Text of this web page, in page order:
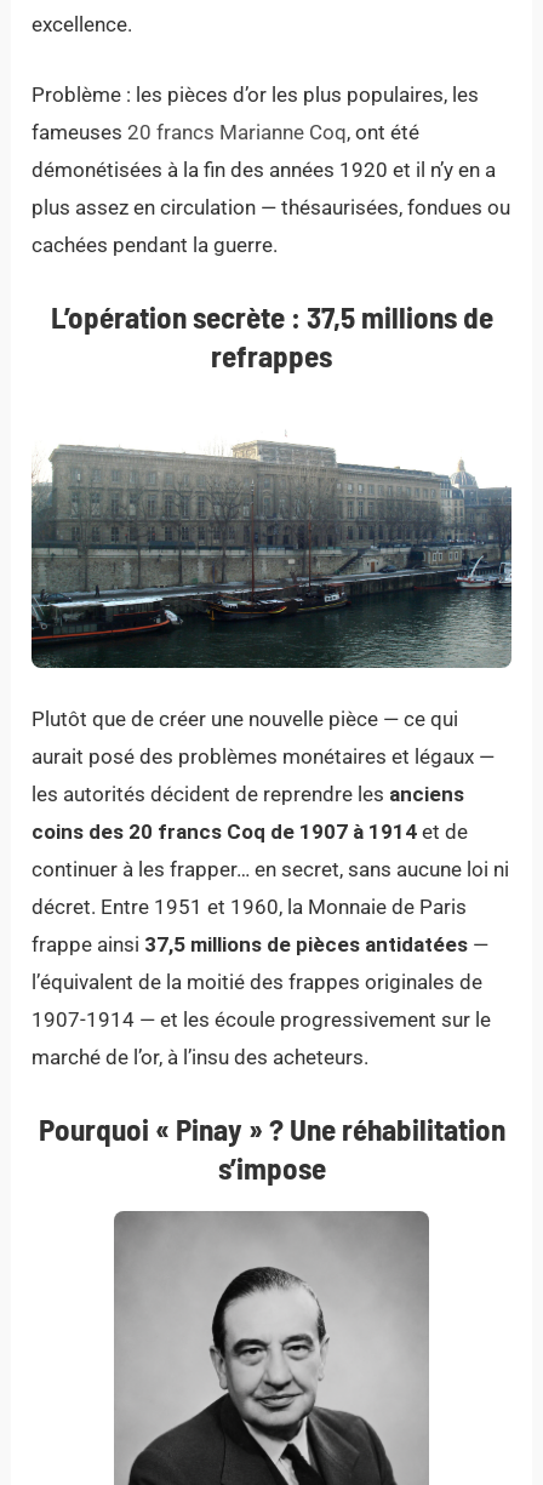
excellence.
Problème : les pièces d’or les plus populaires, les
fameuses20 francs Marianne Coq, ont été
démonétisées à la fin des années 1920 et il n’y en a
plus assez en circulation — thésaurisées, fondues ou
cachées pendant la guerre.
L’opération secrète : 37,5 millions de
refrappes
Plutôt que de créer une nouvelle pièce — ce qui
aurait posé des problèmes monétaires et légaux —
les autorités décident de reprendre les anciens
coins des 20 francs Coq de 1907 à 1914 et de
continuer à les frapper… en secret, sans aucune loi ni
décret. Entre 1951 et 1960, la Monnaie de Paris
frappe ainsi 37,5 millions de pièces antidatées —
l’équivalent de la moitié des frappes originales de
1907-1914 — et les écoule progressivement sur le
marché de l’or, à l’insu des acheteurs.
Pourquoi « Pinay » ? Une réhabilitation
s’impose